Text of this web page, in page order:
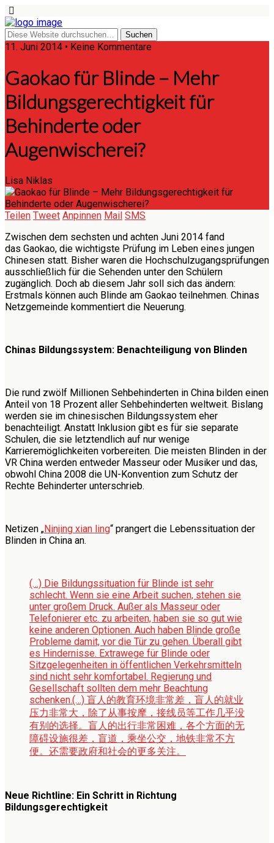
11. Juni 2014 • Keine Kommentare
Gaokao für Blinde – Mehr
Bildungsgerechtigkeit für
Behinderte oder
Augenwischerei?
Lisa Niklas
Teilen Tweet Anpinnen Mail SMS
Zwischen dem sechsten und achten Juni 2014 fand
das Gaokao, die wichtigste Prüfung im Leben eines jungen
Chinesen statt. Bisher waren die Hochschulzugangsprüfungen
ausschließlich für die Sehenden unter den Schülern
zugänglich. Doch ab diesem Jahr soll sich das ändern:
Erstmals können auch Blinde am Gaokao teilnehmen. Chinas
Netzgemeinde kommentiert die Neuerung.
Chinas Bildungssystem: Benachteiligung von Blinden
Die rund zwölf Millionen Sehbehinderten in China bilden einen
Anteil von 18 Prozent aller Sehbehinderten weltweit. Bislang
werden sie im chinesischen Bildungssystem eher
benachteiligt. Anstatt Inklusion gibt es für sie separate
Schulen, die sie letztendlich auf nur wenige
Karrieremöglichkeiten vorbereiten. Die meisten Blinden in der
VR China werden entweder Masseur oder Musiker und das,
obwohl China 2008 die UN-Konvention zum Schutz der
Rechte Behinderter unterschrieb.
Netizen „Ninjing xian ling“ prangert die Lebenssituation der
Blinden in China an.
(…) Die Bildungssituation für Blinde ist sehr
schlecht. Wenn sie eine Arbeit suchen, stehen sie
unter großem Druck. Außer als Masseur oder
Telefonierer etc. zu arbeiten, haben sie so gut wie
keine anderen Optionen. Auch haben Blinde große
Probleme damit, vor die Tür zu gehen. Überall gibt
es Hindernisse. Extrawege für Blinde oder
Sitzgelegenheiten in öffentlichen Verkehrsmitteln
sind nicht sehr komfortabel. Regierung und
Gesellschaft sollten dem mehr Beachtung
schenken.(…) 盲人的教育环境非常差，盲人的就业
压力非常大，除了从事按摩，接线员等工作几乎没
有别的选择。盲人的出行非常困难，各个方面的无
障碍设施很差，盲道，乘坐公交，地铁非常不方
便。还需要政府和社会的更多关注。
Neue Richtline: Ein Schritt in Richtung
Bildungsgerechtigkeit